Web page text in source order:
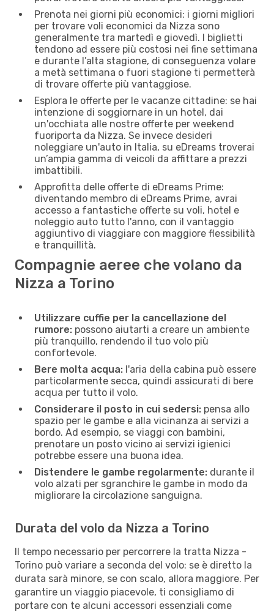
Prenota nei giorni più economici: i giorni migliori
per trovare voli economici da Nizza sono
generalmente tra martedì e giovedì. I biglietti
tendono ad essere più costosi nei fine settimana
e durante l’alta stagione, di conseguenza volare
a metà settimana o fuori stagione ti permetterà
di trovare offerte più vantaggiose.
Esplora le offerte per le vacanze cittadine: se hai
intenzione di soggiornare in un hotel, dai
un'occhiata alle nostre offerte per weekend
fuoriporta da Nizza. Se invece desideri
noleggiare un'auto in Italia, su eDreams troverai
un’ampia gamma di veicoli da affittare a prezzi
imbattibili.
Approfitta delle offerte di eDreams Prime:
diventando membro di eDreams Prime, avrai
accesso a fantastiche offerte su voli, hotel e
noleggio auto tutto l'anno, con il vantaggio
aggiuntivo di viaggiare con maggiore flessibilità
e tranquillità.
Compagnie aeree che volano da
Nizza a Torino
Utilizzare cuffie per la cancellazione del
rumore: possono aiutarti a creare un ambiente
più tranquillo, rendendo il tuo volo più
confortevole.
Bere molta acqua: l'aria della cabina può essere
particolarmente secca, quindi assicurati di bere
acqua per tutto il volo.
Considerare il posto in cui sedersi: pensa allo
spazio per le gambe e alla vicinanza ai servizi a
bordo. Ad esempio, se viaggi con bambini,
prenotare un posto vicino ai servizi igienici
potrebbe essere una buona idea.
Distendere le gambe regolarmente: durante il
volo alzati per sgranchire le gambe in modo da
migliorare la circolazione sanguigna.
Durata del volo da Nizza a Torino
Il tempo necessario per percorrere la tratta Nizza -
Torino può variare a seconda del volo: se è diretto la
durata sarà minore, se con scalo, allora maggiore. Per
garantire un viaggio piacevole, ti consigliamo di
portare con te alcuni accessori essenziali come